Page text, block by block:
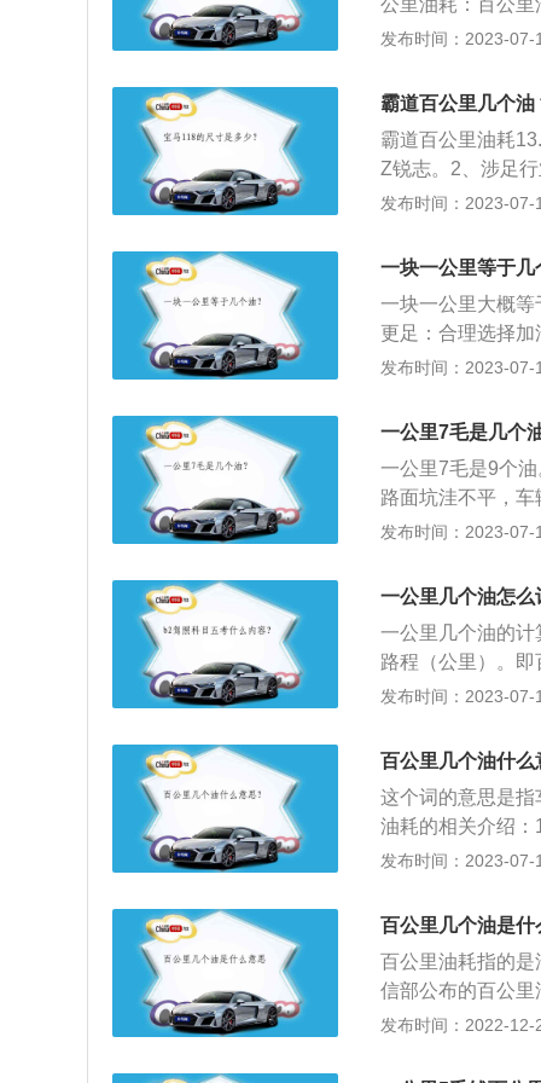
公里油耗：百公
辆的一个理论指
耗数据。道路功
间行驶，用反复
耗。在规范中，
时刻、停车时间
种方法的测定值
发布时间：2023-07-
霸道百公里几个油
霸道百公里油耗
Z锐志。2、涉足
织机械、纤维织
用汽车维护。同
或者行驶几天后
发布时间：2023-07-
一块一公里等于几
一块一公里大概
更足：合理选择
体，考虑到热胀
并不是按重量加
此，选择凌晨或
于油箱内，油泵
明油面已低于油
少或燃油耗尽还
发布时间：2023-07-
一公里7毛是几个
一公里7毛是9个
路面坑洼不平，
仓库，油耗增多
油耗也会相应下
习惯对油耗的影
时，急加速、急
发布时间：2023-07-
一公里几个油怎么
一公里几个油的
路程（公里）。
下汽车可行驶的
明的百公里油耗
燃油经济性指标
油耗容易测定，
发布时间：2023-07-
百公里几个油什么
这个词的意思是
油耗的相关介绍
中，用安装在车
是靠消耗石油燃
个规定的标准，
发布时间：2023-07-
百公里几个油是什
百公里油耗指的
信部公布的百公
数据。一般而言
你在市区跑肯定
发布时间：2022-12-